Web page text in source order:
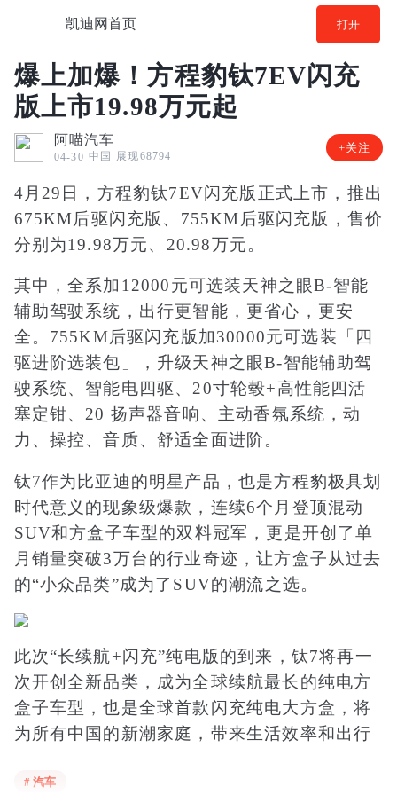
凯迪网首页 打开
爆上加爆！方程豹钛7EV闪充
版上市19.98万元起
阿喵汽车
04-30 中国 展现68794
+关注
4月29日，方程豹钛7EV闪充版正式上市，推出
675KM后驱闪充版、755KM后驱闪充版，售价
分别为19.98万元、20.98万元。
其中，全系加12000元可选装天神之眼B-智能
辅助驾驶系统，出行更智能，更省心，更安
全。755KM后驱闪充版加30000元可选装「四
驱进阶选装包」，升级天神之眼B-智能辅助驾
驶系统、智能电四驱、20寸轮毂+高性能四活
塞定钳、20 扬声器音响、主动香氛系统，动
力、操控、音质、舒适全面进阶。
钛7作为比亚迪的明星产品，也是方程豹极具划
时代意义的现象级爆款，连续6个月登顶混动
SUV和方盒子车型的双料冠军，更是开创了单
月销量突破3万台的行业奇迹，让方盒子从过去
的“小众品类”成为了SUV的潮流之选。
此次“长续航+闪充”纯电版的到来，钛7将再一
次开创全新品类，成为全球续航最长的纯电方
盒子车型，也是全球首款闪充纯电大方盒，将
为所有中国的新潮家庭，带来生活效率和出行
五座天花板。
# 汽车